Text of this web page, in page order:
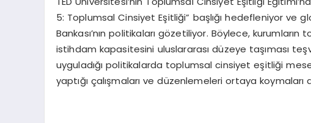
5: Toplumsal Cinsiyet Eşitliği” başlığı hedefleniyor ve
Bankası’nın politikaları gözetiliyor. Böylece,
istihdam kapasitesini uluslararası düzeye taşıması
uyguladığı politikalarda toplumsal cinsiyet eşitliği
yaptığı çalışmaları ve düzenlemeleri ortaya koymaları